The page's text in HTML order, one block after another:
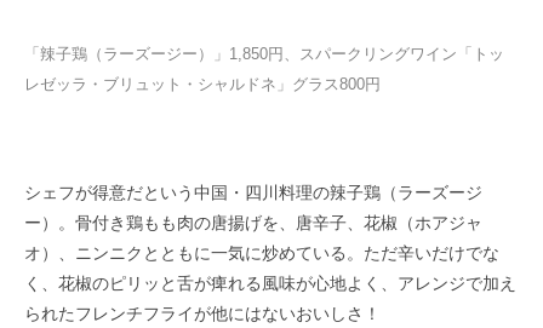
「辣子鶏（ラーズージー）」1,850円、スパークリングワイン「トッ
レゼッラ・ブリュット・シャルドネ」グラス800円
シェフが得意だという中国・四川料理の辣子鶏（ラーズージ
ー）。骨付き鶏もも肉の唐揚げを、唐辛子、花椒（ホアジャ
オ）、ニンニクとともに一気に炒めている。ただ辛いだけでな
く、花椒のピリッと舌が痺れる風味が心地よく、アレンジで加え
られたフレンチフライが他にはないおいしさ！